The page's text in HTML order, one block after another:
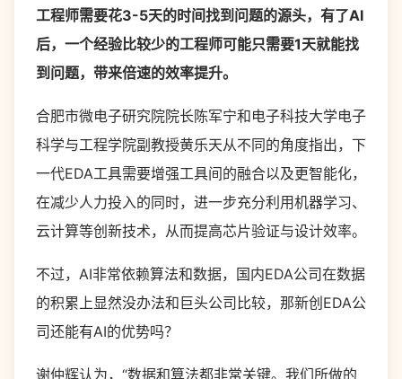
工程师需要花3-5天的时间找到问题的源头，有了AI
后，一个经验比较少的工程师可能只需要1天就能找
到问题，带来倍速的效率提升。
合肥市微电子研究院院长陈军宁和电子科技大学电子
科学与工程学院副教授黄乐天从不同的角度指出，下
一代EDA工具需要增强工具间的融合以及更智能化，
在减少人力投入的同时，进一步充分利用机器学习、
云计算等创新技术，从而提高芯片验证与设计效率。
不过，AI非常依赖算法和数据，国内EDA公司在数据
的积累上显然没办法和巨头公司比较，那新创EDA公
司还能有AI的优势吗？
谢仲辉认为，“数据和算法都非常关键。我们所做的